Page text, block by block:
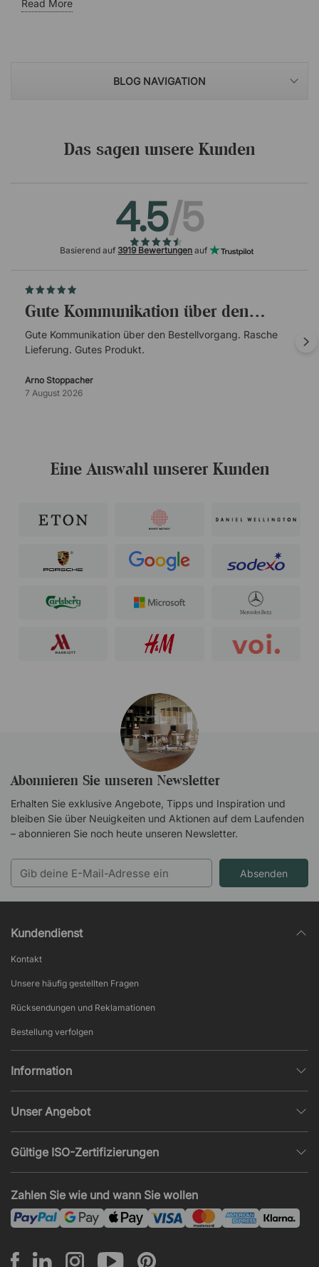
Read More
BLOG NAVIGATION
Das sagen unsere Kunden
4.5/5
Basierend auf 3919 Bewertungen auf
Gute Kommunikation über den…
Gute Kommunikation über den Bestellvorgang. Rasche
Lieferung. Gutes Produkt.
Arno Stoppacher
7 August 2026
Eine Auswahl unserer Kunden
Abonnieren Sie unseren Newsletter
Erhalten Sie exklusive Angebote, Tipps und Inspiration und
bleiben Sie über Neuigkeiten und Aktionen auf dem Laufenden
– abonnieren Sie noch heute unseren Newsletter.
Absenden
Kundendienst
Kontakt
Unsere häufig gestellten Fragen
Rücksendungen und Reklamationen
Bestellung verfolgen
Information
AGB und Widerruf
Beliebte Seiten
Impressum
News und Artikel
Unser Angebot
Projekte, Angebote & Montage
Montage
Zahlen Sie wie und wann Sie wollen
Gültige ISO-Zertifizierungen
ISO 14001
ISO 45001